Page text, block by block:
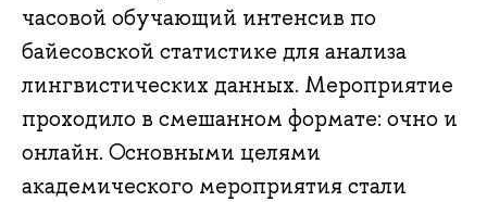
часовой обучающий интенсив по
байесовской статистике для анализа
лингвистических данных. Мероприятие
проходило в смешанном формате: очно и
онлайн. Основными целями
академического мероприятия стали